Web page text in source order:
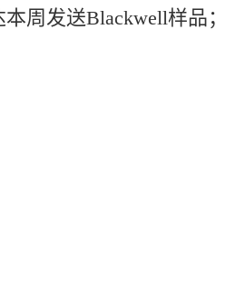
周发送Blackwell样品